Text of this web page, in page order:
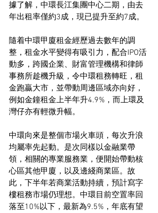
據了解，中環長江集團中心二期，由去
年出租率僅約3成，現已提升至約7成。
隨着中環甲廈租金經歷過去數年的調
整，租金水平變得有吸引力，配合IPO活
動多，跨國企業、財富管理機構和律師
事務所趁機升級，令中環租務轉旺，租
金跑贏大市，並帶動周邊區域亦向好，
例如金鐘租金上半年升4.9%，而上環及
灣仔亦有輕微升幅。
中環向來是整個市場火車頭，每次升浪
均屬率先起動。是次同樣以金融業帶
領，相關的專業服務業，便開始帶動核
心區其他甲廈，以及邊綫商業區。故
此，下半年若商業活動持續，預計寫字
樓租務市場仍理想。中環目前空置率回
落至10%以下，最新為9.5%，年底有望